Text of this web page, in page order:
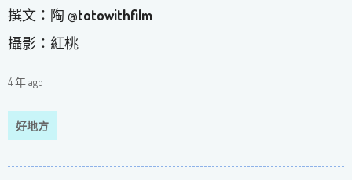
撰文：陶 @totowithfilm
攝影：紅桃
4 年 ago
好地方